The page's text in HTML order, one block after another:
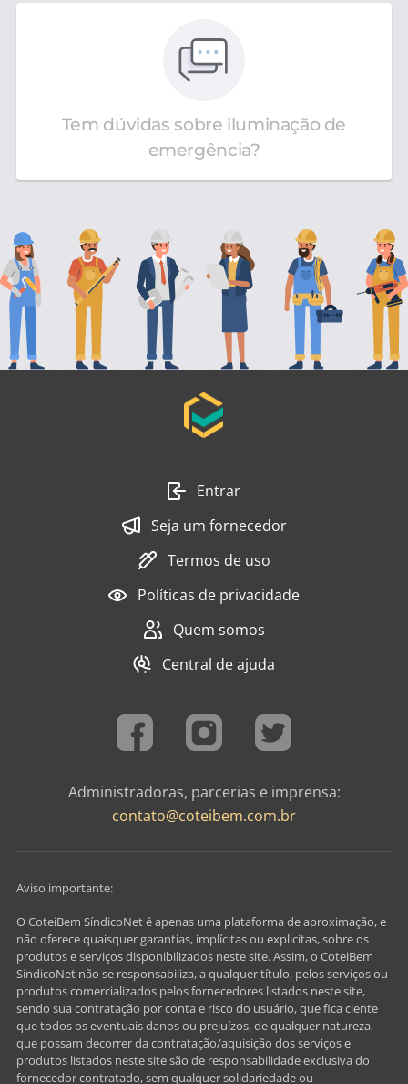
Tem dúvidas sobre iluminação de
emergência?
Entrar
Seja um fornecedor
Termos de uso
Políticas de privacidade
Quem somos
Central de ajuda
Administradoras, parcerias e imprensa:
contato@coteibem.com.br
Aviso importante:
O CoteiBem SíndicoNet é apenas uma plataforma de aproximação, e
não oferece quaisquer garantias, implícitas ou explicitas, sobre os
produtos e serviços disponibilizados neste site. Assim, o CoteiBem
SíndicoNet não se responsabiliza, a qualquer título, pelos serviços ou
produtos comercializados pelos fornecedores listados neste site,
sendo sua contratação por conta e risco do usuário, que fica ciente
que todos os eventuais danos ou prejuízos, de qualquer natureza,
que possam decorrer da contratação/aquisição dos serviços e
produtos listados neste site são de responsabilidade exclusiva do
fornecedor contratado, sem qualquer solidariedade ou